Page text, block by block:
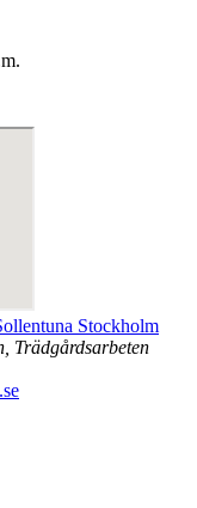
Stockholm
Trädgårdsarbeten